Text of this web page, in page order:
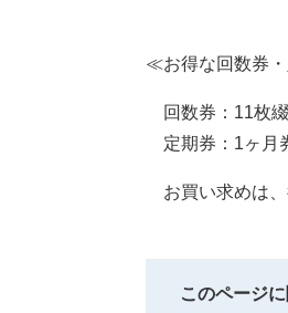
≪お得な回数券
回数券：11枚
定期券：1ヶ月
お買い求めは、
このページ